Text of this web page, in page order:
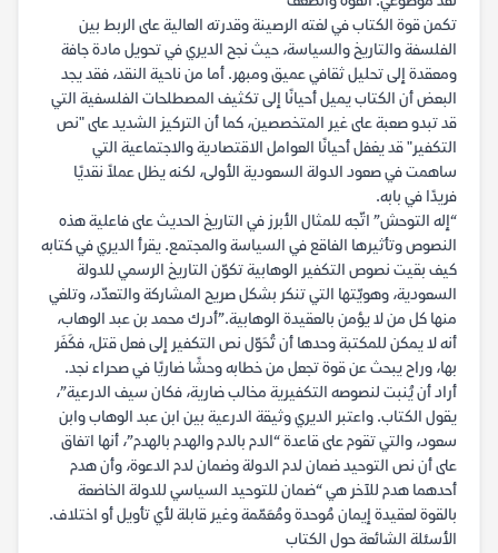
تكمن قوة الكتاب في لغته الرصينة وقدرته العالية على الربط بين
الفلسفة والتاريخ والسياسة، حيث نجح الديري في تحويل مادة جافة
ومعقدة إلى تحليل ثقافي عميق ومبهر. أما من ناحية النقد، فقد يجد
البعض أن الكتاب يميل أحيانًا إلى تكثيف المصطلحات الفلسفية التي
قد تبدو صعبة على غير المتخصصين، كما أن التركيز الشديد على "نص
التكفير" قد يغفل أحيانًا العوامل الاقتصادية والاجتماعية التي
ساهمت في صعود الدولة السعودية الأولى، لكنه يظل عملاً نقديًا
فريدًا في بابه.
“إله التوحش” اتّجه للمثال الأبرز في التاريخ الحديث على فاعلية هذه
النصوص وتأثيرها الفاقع في السياسة والمجتمع. يقرأ الديري في كتابه
كيف بقيت نصوص التكفير الوهابية تكوّن التاريخ الرسمي للدولة
السعودية، وهويّتها التي تنكر بشكل صريح المشاركة والتعدّد، وتلغي
منها كل من لا يؤمن بالعقيدة الوهابية.”أدرك محمد بن عبد الوهاب،
أنه لا يمكن للمكتبة وحدها أن تُحَوّل نص التكفير إلى فعل قتل، فكَفَر
بها، وراح يبحث عن قوة تجعل من خطابه وحشًا ضاريًا في صحراء نجد.
أراد أن يُنبت لنصوصه التكفيرية مخالب ضارية، فكان سيف الدرعية”،
يقول الكتاب. واعتبر الديري وثيقة الدرعية بين ابن عبد الوهاب وابن
سعود، والتي تقوم على قاعدة “الدم بالدم والهدم بالهدم”، أنها اتفاق
على أن نص التوحيد ضمان لدم الدولة وضمان لدم الدعوة، وأن هدم
أحدهما هدم للآخر هي “ضمان للتوحيد السياسي للدولة الخاضعة
بالقوة لعقيدة إيمان مُوحدة ومُعَمّمة وغير قابلة لأي تأويل أو اختلاف.
الأسئلة الشائعة حول الكتاب